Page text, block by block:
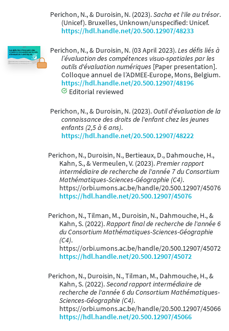
Perichon, N., & Duroisin, N. (2023).Sacha et l'ile au trésor.
(Unicef). Bruxelles, Unknown/unspecified: Unicef.
https://hdl.handle.net/20.500.12907/48233
Perichon, N., & Duroisin, N. (03 April 2023).Les défis liés à
l’évaluation des compétences visuo-spatiales par les
outils d'évaluation numériques [Paper presentation].
Colloque annuel de l’ADMEE-Europe, Mons, Belgium.
https://hdl.handle.net/20.500.12907/48196
Editorial reviewed
Perichon, N., & Duroisin, N. (2023).Outil d'évaluation de la
connaissance des droits de l'enfant chez les jeunes
enfants (2,5 à 6 ans).
https://hdl.handle.net/20.500.12907/48222
Perichon, N., Duroisin, N., Bertieaux, D., Dahmouche, H.,
Kahn, S., & Vermeulen, V. (2023).Premier rapport
intermédiaire de recherche de l'année 7 du Consortium
Mathématiques-Sciences-Géographie (C4).
https://orbi.umons.ac.be/handle/20.500.12907/45076
https://hdl.handle.net/20.500.12907/45076
Perichon, N., Tilman, M., Duroisin, N., Dahmouche, H., &
Kahn, S. (2022).Rapport final de recherche de l'année 6
du Consortium Mathématiques-Sciences-Géographie
(C4).
https://orbi.umons.ac.be/handle/20.500.12907/45072
https://hdl.handle.net/20.500.12907/45072
Perichon, N., Duroisin, N., Tilman, M., Dahmouche, H., &
Kahn, S. (2022).Second rapport intermédiaire de
recherche de l'année 6 du Consortium Mathématiques-
Sciences-Géographie (C4).
https://orbi.umons.ac.be/handle/20.500.12907/45066
https://hdl.handle.net/20.500.12907/45066